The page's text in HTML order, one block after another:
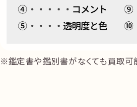
鑑定書や鑑別書がなくても買取可